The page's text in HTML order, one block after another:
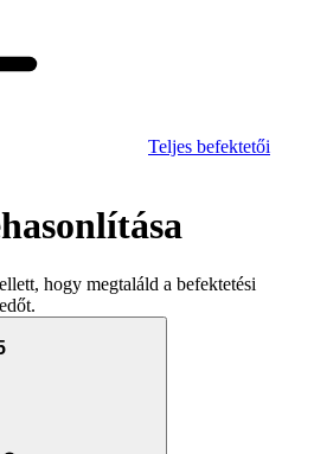
Teljes befektetői
hogy megtaláld a befektetési